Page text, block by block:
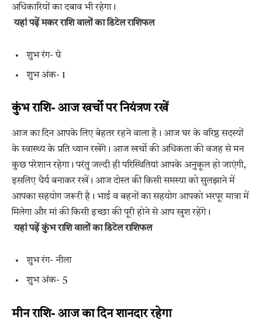
अधिकारियों का दबाव भी रहेगा।
यहां पढ़ें मकर राशि वालों का डिटेल राशिफल
शुभ रंग- ग्रे
शुभ अंक- 1
कुंभ राशि- आज खर्चो पर नियंत्रण रखें
आज का दिन आपके लिए बेहतर रहने वाला है। आज घर के वरिष्ठ सदस्यों
के स्वास्थ्य के प्रति ध्यान रखेंगे। आज खर्चो की अधिकता की वजह से मन
कुछ परेशान रहेगा। परंतु जल्दी ही परिस्थितियां आपके अनुकूल हो जाएंगी,
इसलिए धैर्य बनाकर रखें। आज दोस्त की किसी समस्या को सुलझाने में
आपका सहयोग जरूरी है। भाई व बहनों का सहयोग आपको भरपूर मात्रा में
मिलेगा और मां की किसी इच्छा की पूरी होने से आप खुश रहेंगे।
यहां पढ़ें कुंभ राशि वालों का डिटेल राशिफल
शुभ रंग- नीला
शुभ अंक- 5
मीन राशि- आज का दिन शानदार रहेगा